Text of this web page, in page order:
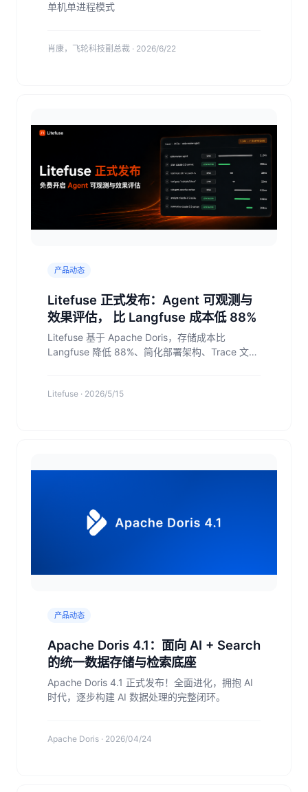
单机单进程模式
肖康，飞轮科技副总裁 · 2026/6/22
产品动态
Litefuse 正式发布：Agent 可观测与
效果评估， 比 Langfuse 成本低 88%
Litefuse 基于 Apache Doris，存储成本比
Langfuse 降低 88%、简化部署架构、Trace 文本
Litefuse · 2026/5/15
产品动态
Apache Doris 4.1：面向 AI + Search
的统一数据存储与检索底座
Apache Doris 4.1 正式发布！全面进化，拥抱 AI
时代，逐步构建 AI 数据处理的完整闭环。
Apache Doris · 2026/04/24